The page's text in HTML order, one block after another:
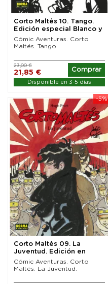
Corto Maltés 10. Tango.
Edición especial Blanco y
Negro
Cómic Aventuras. Corto
Maltés. Tango
21,85 €
23,00 €
Comprar
Disponible en 3-5 días
-5%
Corto Maltés 09. La
Juventud. Edición en
color
Cómic Aventuras. Corto
Maltés. La Juventud.